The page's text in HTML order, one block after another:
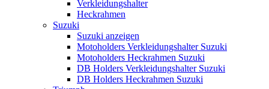
Verkleidungshalter
Heckrahmen
Suzuki
Suzuki anzeigen
Motoholders Verkleidungshalter Suzuki
Motoholders Heckrahmen Suzuki
DB Holders Verkleidungshalter Suzuki
DB Holders Heckrahmen Suzuki